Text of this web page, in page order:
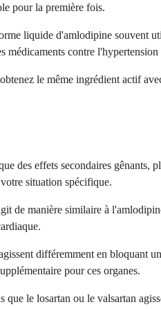
pour la première fois.
liquide d'amlodipine souvent
médicaments contre l'hypertension
le même ingrédient actif
des effets secondaires
situation spécifique.
de manière similaire à
différemment en bloquant
pour ces organes.
le losartan ou le valsartan